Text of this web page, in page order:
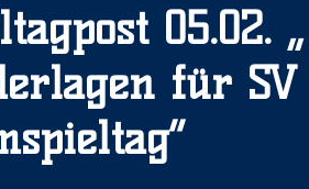
05.02.
für SV